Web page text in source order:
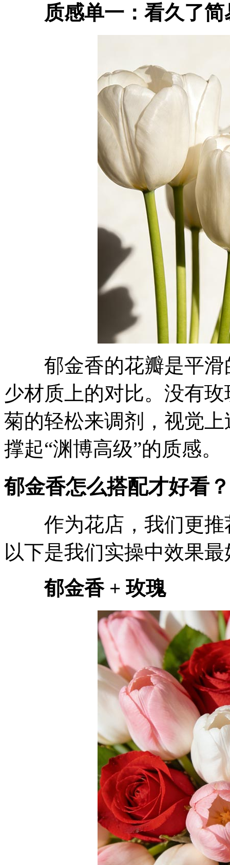
质感单一：看久了简
郁金香的花瓣是平滑
少材质上的对比。没有
菊的轻松来调剂，视觉
撑起“渊博高级”的质感。
郁金香怎么搭配才好看？
作为花店，我们更推
以下是我们实操中效果
郁金香 + 玫瑰